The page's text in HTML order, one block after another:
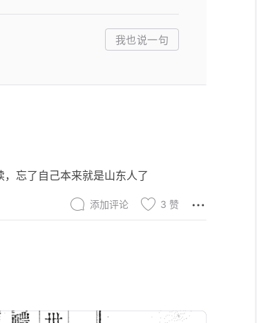
我也说一句
忘了自己本来就是山东人了
添加评论 3 赞